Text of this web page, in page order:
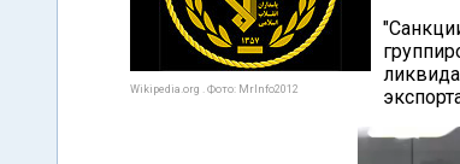
Wikipedia.org . Фото: MrInfo2012